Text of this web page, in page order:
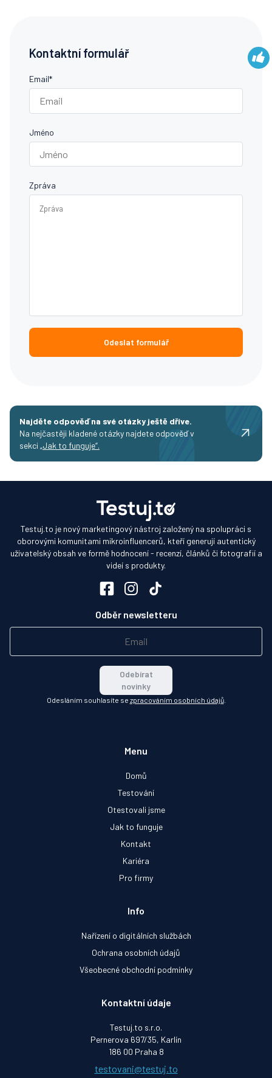
Kontaktní formulář
Email*
Jméno
Zpráva
Odeslat formulář
Najděte odpověď na své otázky ještě dříve.
Na nejčastěji kladené otázky najdete odpověď v
sekci „Jak to funguje“.
Testuj.to je nový marketingový nástroj založený na spolupráci s
oborovými komunitami mikroinfluencerů, kteří generují autentický
uživatelský obsah ve formě hodnocení - recenzí, článků či fotografií a
videí s produkty.
Odběr newsletteru
Odebírat
novinky
Odesláním souhlasíte se zpracováním osobních údajů.
Menu
Domů
Testování
Otestovali jsme
Jak to funguje
Kontakt
Kariéra
Pro firmy
Info
Nařízení o digitálních službách
Ochrana osobních údajů
Všeobecné obchodní podmínky
Kontaktní údaje
Testuj.to s.r.o.
Pernerova 697/35, Karlín
186 00 Praha 8
testovani@testuj.to